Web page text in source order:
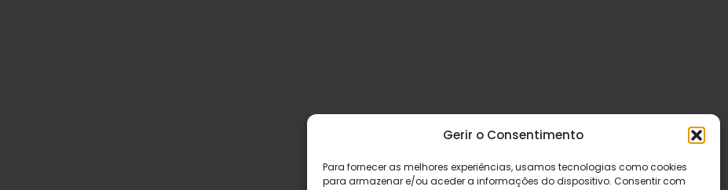
Gerir o Consentimento
Para fornecer as melhores experiências, usamos tecnologias como cookies
para armazenar e/ou aceder a informações do dispositivo. Consentir com